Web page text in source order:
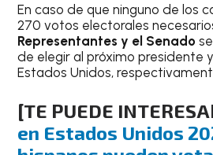
En caso de que ninguno de los
270 votos electorales
Representantes y el Senado
de elegir al próximo presidente
Estados Unidos,
[TE PUEDE
en Estados Unidos